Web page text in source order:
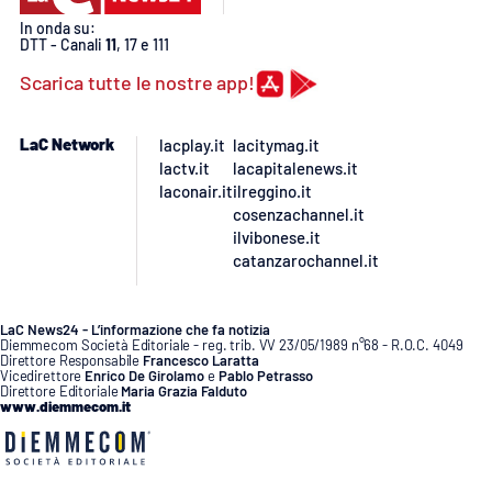
In onda su:
DTT - Canali 11, 17 e 111
Scarica tutte le nostre app!
LaC Network
lacplay.it
lactv.it
laconair.it
lacitymag.it
lacapitalenews.it
ilreggino.it
cosenzachannel.it
ilvibonese.it
catanzarochannel.it
LaC News24 - L’informazione che fa notizia
Diemmecom Società Editoriale - reg. trib. VV 23/05/1989 n°68 - R.O.C. 4049
Direttore Responsabile Francesco Laratta
Vicedirettore Enrico De GirolamoePablo Petrasso
Direttore Editoriale Maria Grazia Falduto
www.diemmecom.it